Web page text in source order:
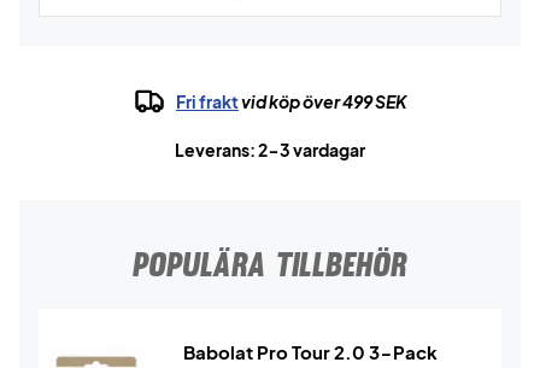
Fri fraktvid köp över 499 SEK
Leverans: 2-3 vardagar
POPULÄRA TILLBEHÖR
Babolat Pro Tour 2.0 3-Pack